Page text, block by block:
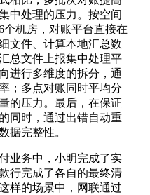
中处理的压力。按空间
机房，对账平台直接在
文件、计算本地汇总数
总文件上报集中处理平
进行多维度的拆分，通
；多点对账同时平均分
的压力。最后，在保证
同时，通过出错自动重
据完整性。
务中，小明完成了实
行完成了各自的最终清
样的场景中，网联通过